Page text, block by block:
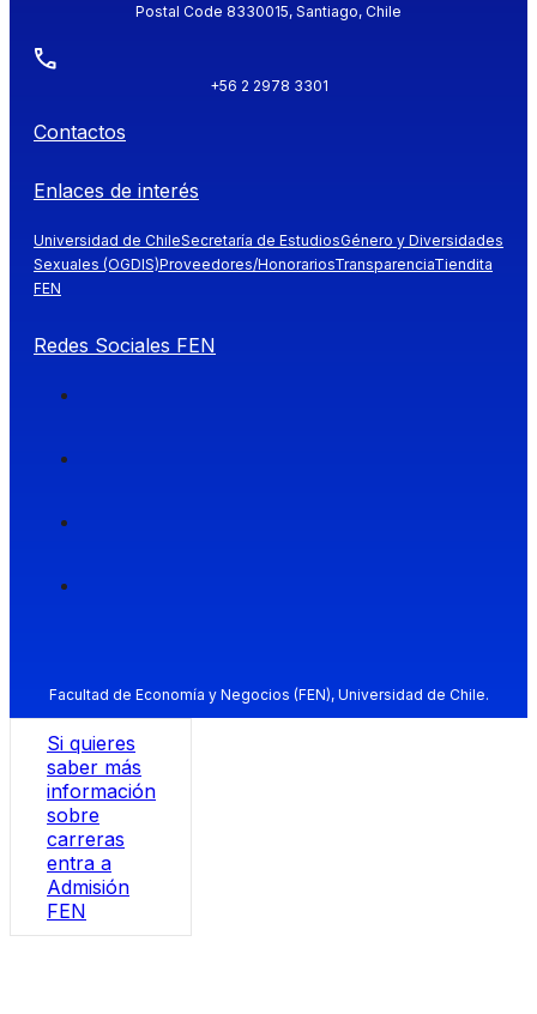
Postal Code 8330015, Santiago, Chile
+56 2 2978 3301
Contactos
Enlaces de interés
Universidad de ChileSecretaría de EstudiosGénero y Diversidades
Sexuales (OGDIS)Proveedores/HonorariosTransparenciaTiendita
FEN
Redes Sociales FEN
Facultad de Economía y Negocios (FEN), Universidad de Chile.
Si quieres
saber más
información
sobre
carreras
entra a
Admisión
FEN